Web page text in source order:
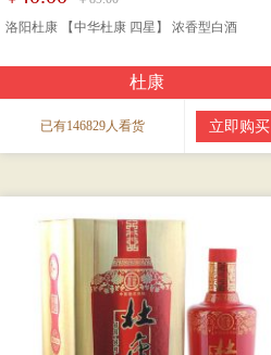
洛阳杜康 【中华杜康 四星】 浓香型白酒
杜康
已有146829人看货 立即购买